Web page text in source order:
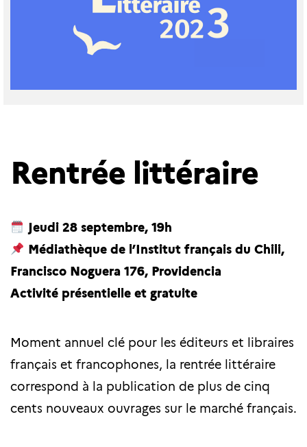
Rentrée littéraire
Jeudi 28 septembre, 19h
Médiathèque de l’Institut français du Chili,
Francisco Noguera 176, Providencia
Activité présentielle et gratuite
Moment annuel clé pour les éditeurs et libraires
français et francophones, la rentrée littéraire
correspond à la publication de plus de cinq
cents nouveaux ouvrages sur le marché français.